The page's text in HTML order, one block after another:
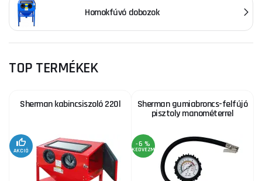
Homokfúvó dobozok
TOP TERMÉKEK
Sherman kabincsiszoló 220l
AKCIÓ
Sherman gumiabroncs-felfújó
pisztoly manométerrel
-6 %
KEDVEZMÉNY